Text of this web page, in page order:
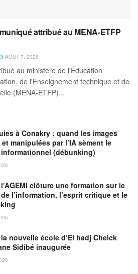
attribué au MENA-ETFP
AOÛT 7, 2026
au ministère de l'Éducation
de l'Enseignement technique et de
(MENA-ETFP)...
à Conakry : quand les images
manipulées par l’IA sèment le
(débunking)
clôture une formation sur le
l’information, l’esprit critique et le
nouvelle école d’El hadj Cheick
Sidibé inaugurée